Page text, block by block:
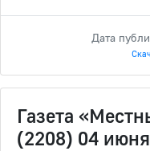
Дата
Газета
(2208) 04